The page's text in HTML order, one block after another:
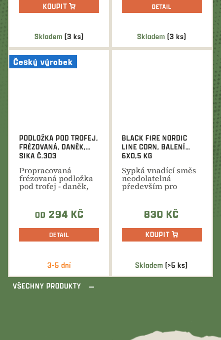
Skladem(3 ks)
KOUPIT
Skladem (3 ks)
DETAIL
Český výrobek
3-5 dní
PODLOŽKA POD TROFEJ,
FRÉZOVANÁ, DANĚK,
SIKA Č.303
Propracovaná
frézovaná podložka
pod trofej - daněk,
sika. Celková délka
OD 294 KČ
DETAIL
Skladem(>5 ks)
BLACK FIRE NORDIC
LINE CORN, BALENÍ
6X0,5 KG
Sypká vnadící směs
neodolatelná
především pro
divoká prasata.
830 KČ
KOUPIT
VŠECHNY PRODUKTY